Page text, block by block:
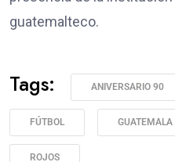
guatemalteco.
Tags: ANIVERSARIO 90
FÚTBOL GUATEMALA
ROJOS